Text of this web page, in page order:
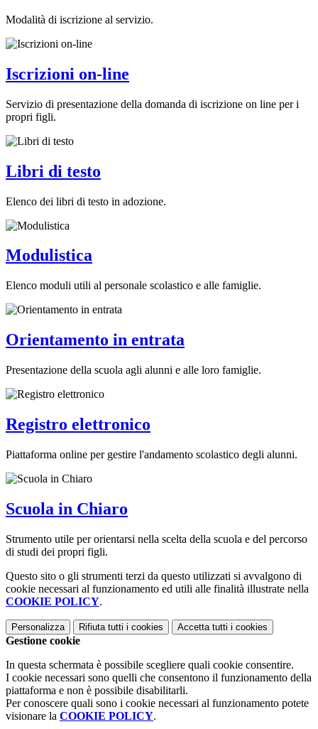
Modalità di iscrizione al servizio.
Iscrizioni on-line
Servizio di presentazione della domanda di iscrizione on line per i
propri figli.
Libri di testo
Elenco dei libri di testo in adozione.
Modulistica
Elenco moduli utili al personale scolastico e alle famiglie.
Orientamento in entrata
Presentazione della scuola agli alunni e alle loro famiglie.
Registro elettronico
Piattaforma online per gestire l'andamento scolastico degli alunni.
Scuola in Chiaro
Strumento utile per orientarsi nella scelta della scuola e del percorso
di studi dei propri figli.
Questo sito o gli strumenti terzi da questo utilizzati si avvalgono di
cookie necessari al funzionamento ed utili alle finalità illustrate nella
COOKIE POLICY.
Personalizza Rifiuta tutti i cookies Accetta tutti i cookies
Gestione cookie
In questa schermata è possibile scegliere quali cookie consentire.
I cookie necessari sono quelli che consentono il funzionamento della
piattaforma e non è possibile disabilitarli.
Per conoscere quali sono i cookie necessari al funzionamento potete
visionare la COOKIE POLICY.